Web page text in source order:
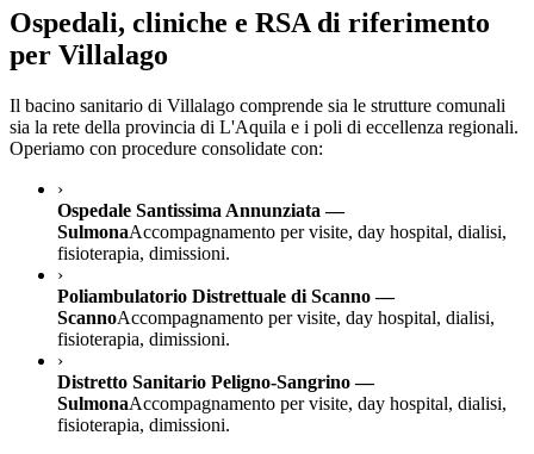
Ospedali, cliniche e RSA di riferimento
per Villalago
Il bacino sanitario di Villalago comprende sia le strutture comunali
sia la rete della provincia di L'Aquila e i poli di eccellenza regionali.
Operiamo con procedure consolidate con:
›
Ospedale Santissima Annunziata —
SulmonaAccompagnamento per visite, day hospital, dialisi,
fisioterapia, dimissioni.
›
Poliambulatorio Distrettuale di Scanno —
ScannoAccompagnamento per visite, day hospital, dialisi,
fisioterapia, dimissioni.
›
Distretto Sanitario Peligno-Sangrino —
SulmonaAccompagnamento per visite, day hospital, dialisi,
fisioterapia, dimissioni.